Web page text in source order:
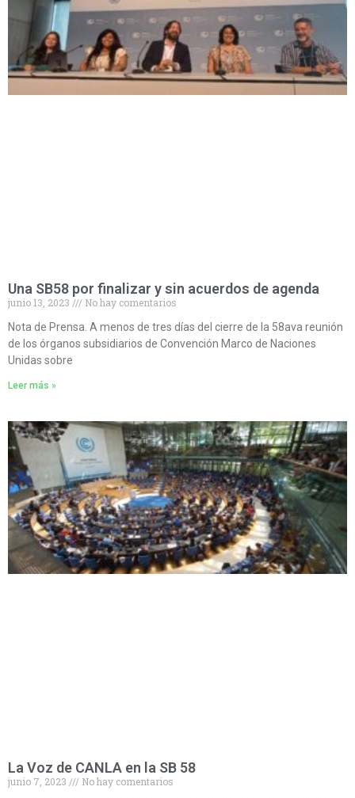
Una SB58 por finalizar y sin acuerdos de agenda
junio 13, 2023
No hay comentarios
Nota de Prensa. A menos de tres días del cierre de la 58ava reunión
de los órganos subsidiarios de Convención Marco de Naciones
Unidas sobre
Leer más »
La Voz de CANLA en la SB 58
junio 7, 2023
No hay comentarios